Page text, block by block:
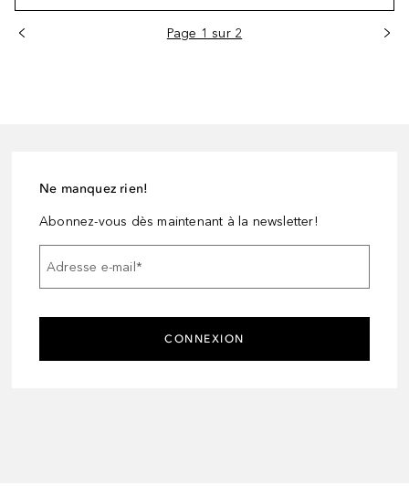
Page 1 sur 2
Ne manquez rien!
Abonnez-vous dès maintenant à la newsletter!
Adresse e-mail *
CONNEXION